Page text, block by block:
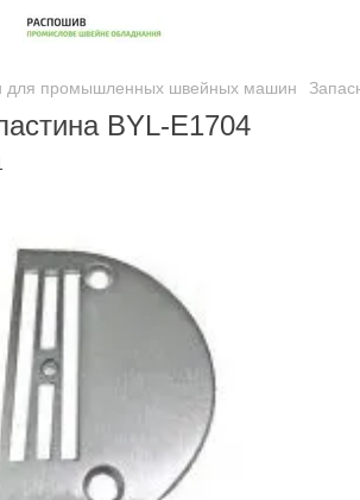
для промышленных швейных машин
BYL-E1704